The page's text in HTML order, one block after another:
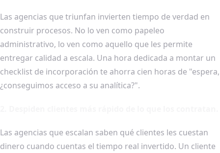
Las agencias que triunfan invierten tiempo de verdad en
construir procesos. No lo ven como papeleo
administrativo, lo ven como aquello que les permite
entregar calidad a escala. Una hora dedicada a montar un
checklist de incorporación te ahorra cien horas de "espera,
¿conseguimos acceso a su analítica?".
Las agencias que escalan saben qué clientes les cuestan
dinero cuando cuentas el tiempo real invertido. Un cliente